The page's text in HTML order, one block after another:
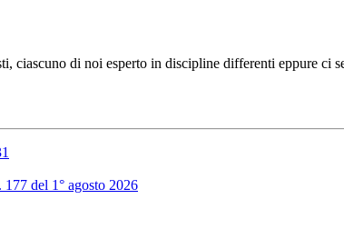
ciascuno di noi esperto in discipline differenti eppure ci
del 1° agosto 2026